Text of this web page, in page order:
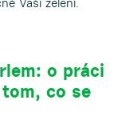
o práci
co se